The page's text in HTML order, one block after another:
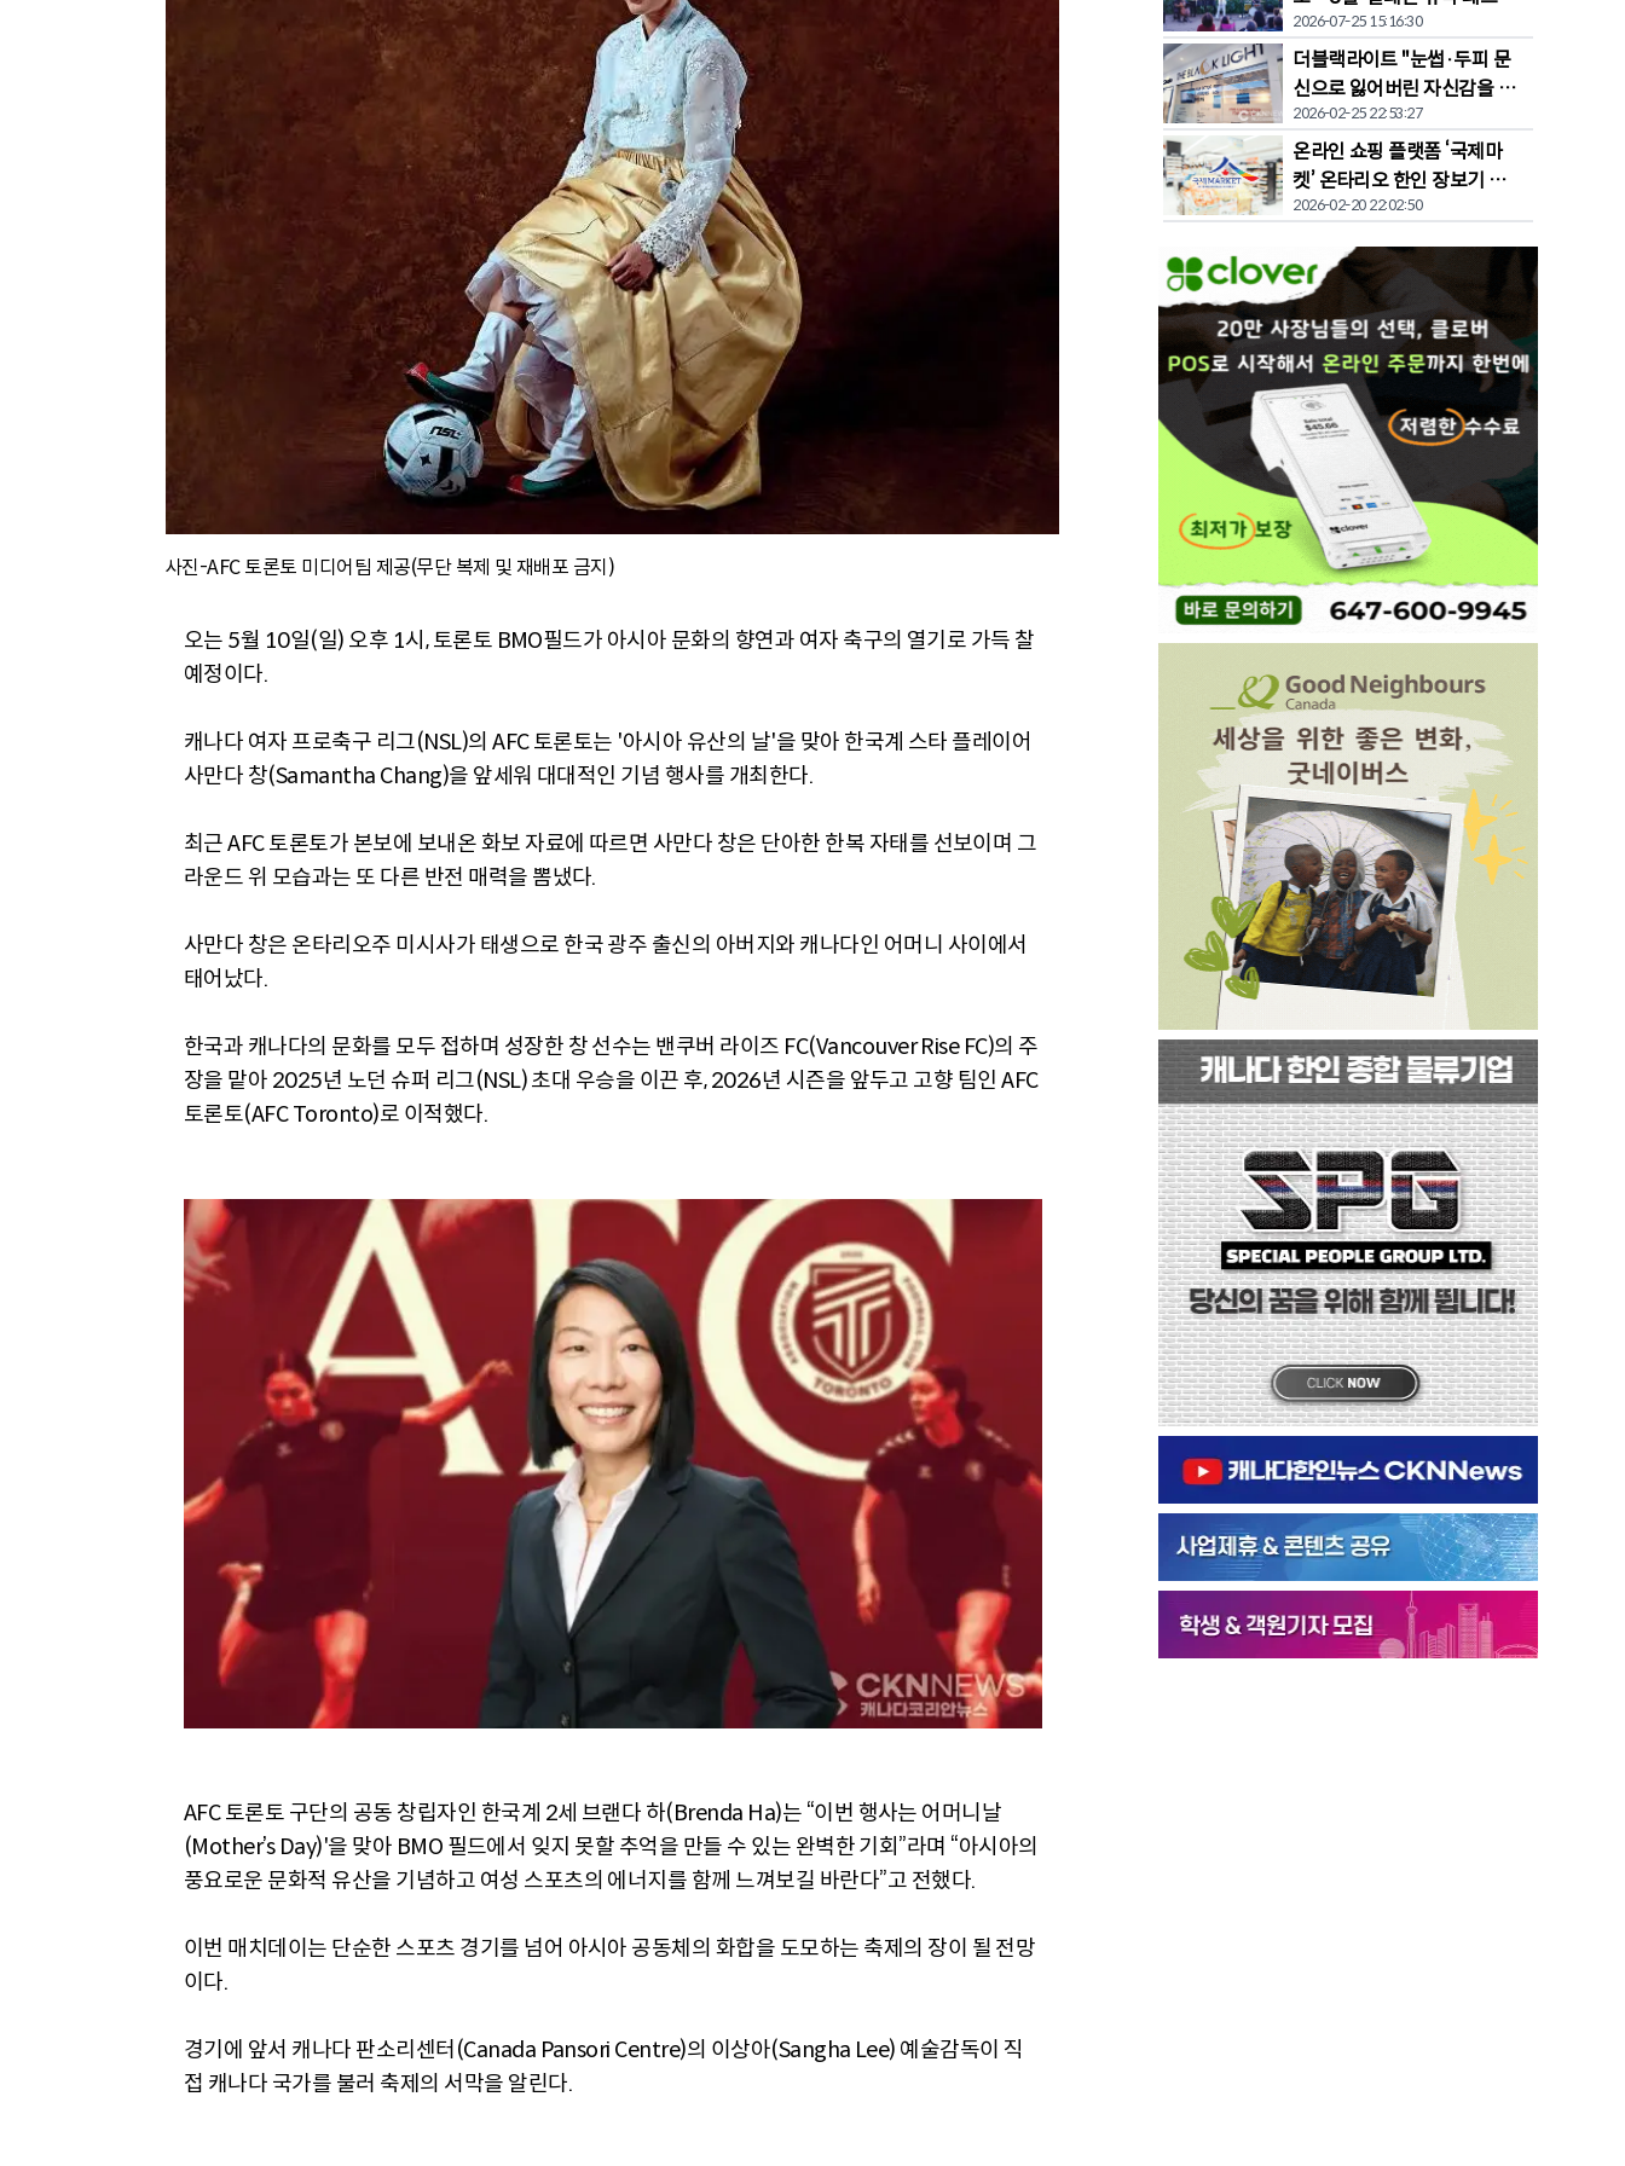
사진-AFC 토론토 미디어팀 제공(무단 복제 및 재배포 금지)
오는 5월 10일(일) 오후 1시, 토론토 BMO필드가 아시아 문화의 향연과 여자 축구의 열기로 가득 찰
예정이다.
캐나다 여자 프로축구 리그(NSL)의 AFC 토론토는 '아시아 유산의 날'을 맞아 한국계 스타 플레이어
사만다 창(Samantha Chang)을 앞세워 대대적인 기념 행사를 개최한다.
최근 AFC 토론토가 본보에 보내온 화보 자료에 따르면 사만다 창은 단아한 한복 자태를 선보이며 그
라운드 위 모습과는 또 다른 반전 매력을 뽐냈다.
사만다 창은 온타리오주 미시사가 태생으로 한국 광주 출신의 아버지와 캐나다인 어머니 사이에서
태어났다.
한국과 캐나다의 문화를 모두 접하며 성장한 창 선수는 밴쿠버 라이즈 FC(Vancouver Rise FC)의 주
장을 맡아 2025년 노던 슈퍼 리그(NSL) 초대 우승을 이끈 후, 2026년 시즌을 앞두고 고향 팀인 AFC
토론토(AFC Toronto)로 이적했다.
AFC 토론토 구단의 공동 창립자인 한국계 2세 브랜다 하(Brenda Ha)는 “이번 행사는 어머니날
(Mother’s Day)'을 맞아 BMO 필드에서 잊지 못할 추억을 만들 수 있는 완벽한 기회”라며 “아시아의
풍요로운 문화적 유산을 기념하고 여성 스포츠의 에너지를 함께 느껴보길 바란다”고 전했다.
이번 매치데이는 단순한 스포츠 경기를 넘어 아시아 공동체의 화합을 도모하는 축제의 장이 될 전망
이다.
경기에 앞서 캐나다 판소리센터(Canada Pansori Centre)의 이상아(Sangha Lee) 예술감독이 직
접 캐나다 국가를 불러 축제의 서막을 알린다.
벌' 개막
2026-07-25 15:16:30
더블랙라이트 "눈썹·두피 문
신으로 잃어버린 자신감을 되
찾다"
2026-02-25 22:53:27
온라인 쇼핑 플랫폼 ‘국제마
켓’ 온타리오 한인 장보기 문
화 바꾼다
2026-02-20 22:02:50